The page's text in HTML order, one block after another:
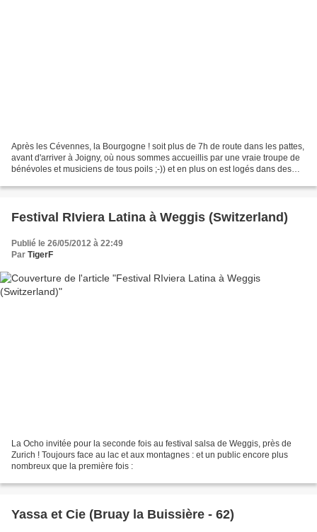
Après les Cévennes, la Bourgogne ! soit plus de 7h de route dans les pattes,
avant d'arriver à Joigny, où nous sommes accueillis par une vraie troupe de
bénévoles et musiciens de tous poils ;-)) et en plus on est logés dans des
Festival RIviera Latina à Weggis (Switzerland)
Publié le 26/05/2012 à 22:49
Par TigerF
La Ocho invitée pour la seconde fois au festival salsa de Weggis, près de
Zurich ! Toujours face au lac et aux montagnes : et un public encore plus
nombreux que la première fois :
Yassa et Cie (Bruay la Buissière - 62)